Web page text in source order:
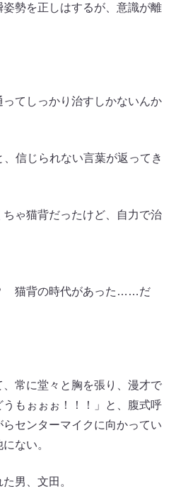
勢を正しはするが、意識が離
ってしっかり治すしかないんか
信じられない言葉が返ってき
ちゃ猫背だったけど、自力で治
猫背の時代があった……だ
常に堂々と胸を張り、漫才で
もぉぉぉ！！！」と、腹式呼
センターマイクに向かってい
ない。
男、文田。